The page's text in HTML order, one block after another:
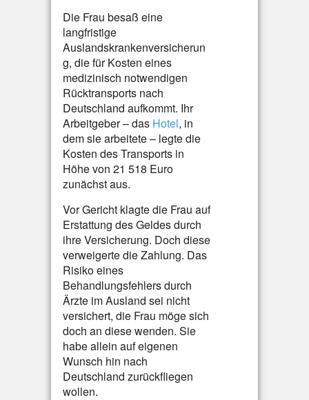
Die Frau besaß eine
langfristige
Auslandskrankenversicherun
g, die für Kosten eines
medizinisch notwendigen
Rücktransports nach
Deutschland aufkommt. Ihr
Arbeitgeber – das Hotel, in
dem sie arbeitete – legte die
Kosten des Transports in
Höhe von 21 518 Euro
zunächst aus.
Vor Gericht klagte die Frau auf
Erstattung des Geldes durch
ihre Versicherung. Doch diese
verweigerte die Zahlung. Das
Risiko eines
Behandlungsfehlers durch
Ärzte im Ausland sei nicht
versichert, die Frau möge sich
doch an diese wenden. Sie
habe allein auf eigenen
Wunsch hin nach
Deutschland zurückfliegen
wollen.